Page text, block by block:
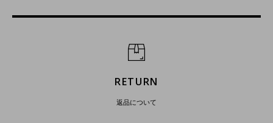
RETURN
返品について